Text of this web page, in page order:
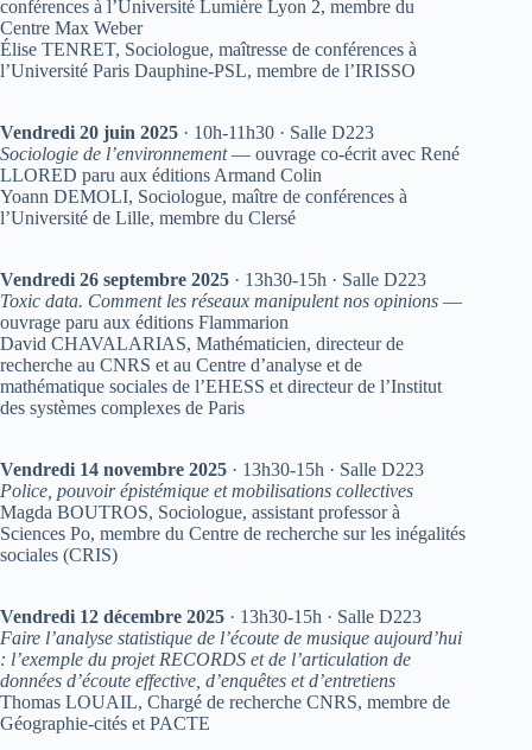
conférences à l’Université Lumière Lyon 2, membre du
Centre Max Weber
Élise TENRET, Sociologue, maîtresse de conférences à
l’Université Paris Dauphine-PSL, membre de l’IRISSO
Vendredi 20 juin 2025 · 10h-11h30 · Salle D223
Sociologie de l’environnement— ouvrage co-écrit avec René
LLORED paru aux éditions Armand Colin
Yoann DEMOLI, Sociologue, maître de conférences à
l’Université de Lille, membre du Clersé
Vendredi 26 septembre 2025 · 13h30-15h · Salle D223
Toxic data. Comment les réseaux manipulent nos opinions —
ouvrage paru aux éditions Flammarion
David CHAVALARIAS, Mathématicien, directeur de
recherche au CNRS et au Centre d’analyse et de
mathématique sociales de l’EHESS et directeur de l’Institut
des systèmes complexes de Paris
Vendredi 14 novembre 2025 · 13h30-15h · Salle D223
Police, pouvoir épistémique et mobilisations collectives
Magda BOUTROS, Sociologue, assistant professor à
Sciences Po, membre du Centre de recherche sur les inégalités
sociales (CRIS)
Vendredi 12 décembre 2025 · 13h30-15h · Salle D223
Faire l’analyse statistique de l’écoute de musique aujourd’hui
: l’exemple du projet RECORDS et de l’articulation de
données d’écoute effective, d’enquêtes et d’entretiens
Thomas LOUAIL, Chargé de recherche CNRS, membre de
Géographie-cités et PACTE